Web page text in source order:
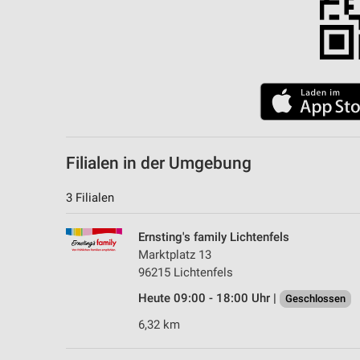
Filialen in der Umgebung
3 Filialen
Ernsting's family Lichtenfels
Marktplatz 13
96215 Lichtenfels
Heute 09:00 - 18:00 Uhr |
Geschlossen
6,32 km